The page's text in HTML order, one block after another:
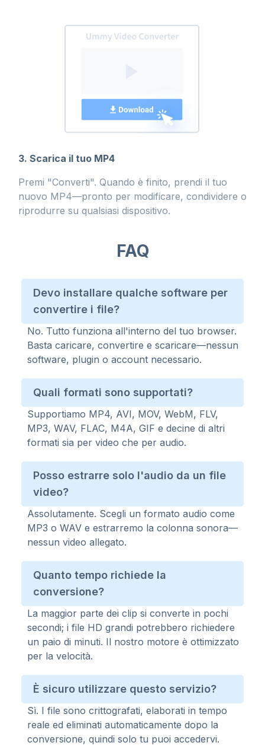
3. Scarica il tuo MP4
Premi "Converti". Quando è finito, prendi il tuo
nuovo MP4—pronto per modificare, condividere o
riprodurre su qualsiasi dispositivo.
FAQ
Devo installare qualche software per
convertire i file?
No. Tutto funziona all'interno del tuo browser.
Basta caricare, convertire e scaricare—nessun
software, plugin o account necessario.
Quali formati sono supportati?
Supportiamo MP4, AVI, MOV, WebM, FLV,
MP3, WAV, FLAC, M4A, GIF e decine di altri
formati sia per video che per audio.
Posso estrarre solo l'audio da un file
video?
Assolutamente. Scegli un formato audio come
MP3 o WAV e estrarremo la colonna sonora—
nessun video allegato.
Quanto tempo richiede la
conversione?
La maggior parte dei clip si converte in pochi
secondi; i file HD grandi potrebbero richiedere
un paio di minuti. Il nostro motore è ottimizzato
per la velocità.
È sicuro utilizzare questo servizio?
Sì. I file sono crittografati, elaborati in tempo
reale ed eliminati automaticamente dopo la
conversione, quindi solo tu puoi accedervi.